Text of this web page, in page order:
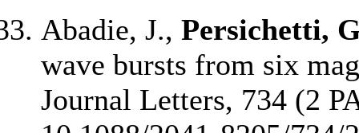
Abadie, J., Persichetti,
wave bursts from six
Journal Letters, 734 (2